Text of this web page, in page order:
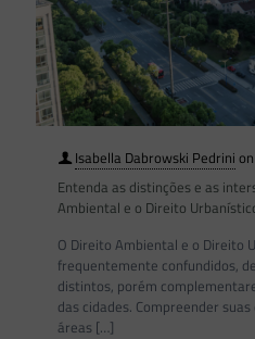
Isabella Dabrowski Pedrini on
Entenda as distinções e as
Ambiental e o Direito
O Direito Ambiental e o Direito
frequentemente confundidos,
distintos, porém
das cidades. Compreender
áreas […]